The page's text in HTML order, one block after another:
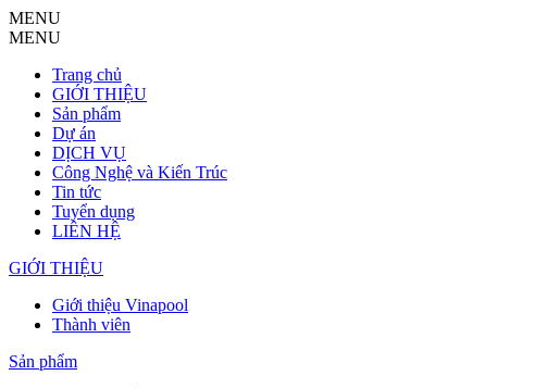
MENU
MENU
Trang chủ
GIỚI THIỆU
Sản phẩm
Dự án
DỊCH VỤ
Công Nghệ và Kiến Trúc
Tin tức
Tuyển dụng
LIÊN HỆ
GIỚI THIỆU
Giới thiệu Vinapool
Thành viên
Sản phẩm